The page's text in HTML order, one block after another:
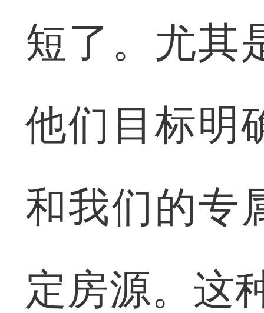
短了。尤其
他们目标明
和我们的专
定房源。这